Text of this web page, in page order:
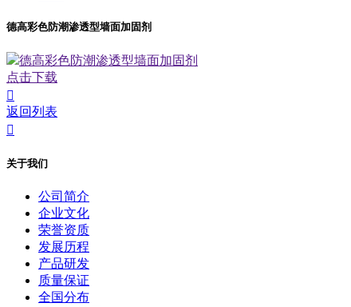
德高彩色防潮渗透型墙面加固剂
德高彩色防潮渗透型墙面加固剂
点击下载

返回列表

关于我们
公司简介
企业文化
荣誉资质
发展历程
产品研发
质量保证
全国分布